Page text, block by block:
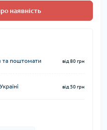
наявність
та поштомати від 80 грн
від 50 грн